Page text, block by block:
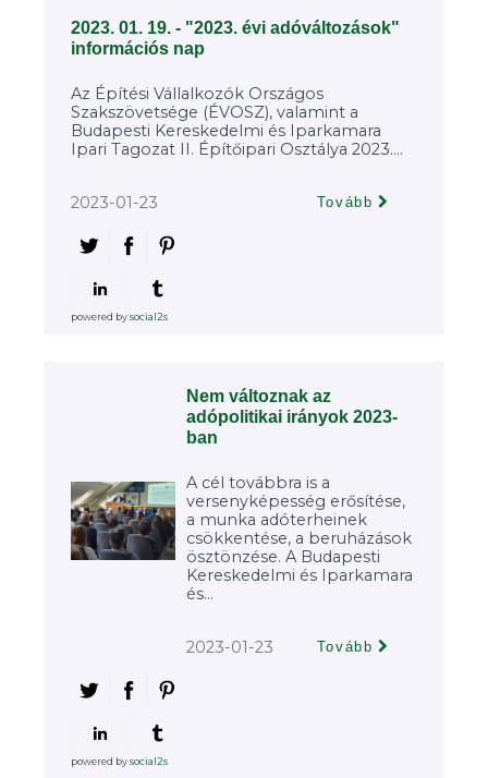
2023. 01. 19. - "2023. évi adóváltozások"
információs nap
Az Építési Vállalkozók Országos
Szakszövetsége (ÉVOSZ), valamint a
Budapesti Kereskedelmi és Iparkamara
Ipari Tagozat II. Építőipari Osztálya 2023....
2023-01-23 Tovább
powered bysocial2s
Nem változnak az
adópolitikai irányok 2023-
ban
A cél továbbra is a
versenyképesség erősítése,
a munka adóterheinek
csökkentése, a beruházások
ösztönzése. A Budapesti
Kereskedelmi és Iparkamara
és...
2023-01-23 Tovább
powered bysocial2s